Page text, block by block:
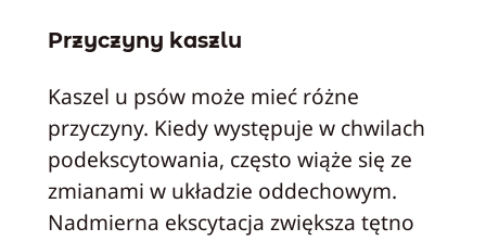
Przyczyny kaszlu
Kaszel u psów może mieć różne
przyczyny. Kiedy występuje w chwilach
podekscytowania, często wiąże się ze
zmianami w układzie oddechowym.
Nadmierna ekscytacja zwiększa tętno